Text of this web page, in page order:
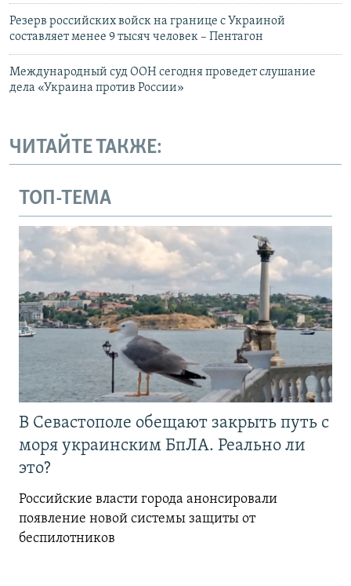
Резерв российских войск на границе с Украиной
составляет менее 9 тысяч человек – Пентагон
Международный суд ООН сегодня проведет слушание
дела «Украина против России»
ЧИТАЙТЕ ТАКЖЕ:
ТОП-ТЕМА
В Севастополе обещают закрыть путь с
моря украинским БпЛА. Реально ли
это?
Российские власти города анонсировали
появление новой системы защиты от
беспилотников